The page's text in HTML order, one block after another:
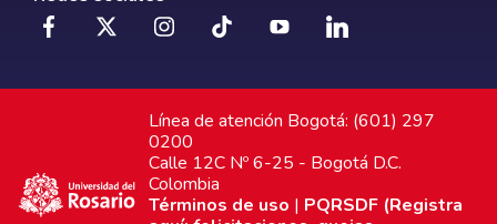
Línea de atención Bogotá: (601) 297
0200
Calle 12C Nº 6-25 - Bogotá D.C.
Colombia
Términos de uso | PQRSDF (Registra